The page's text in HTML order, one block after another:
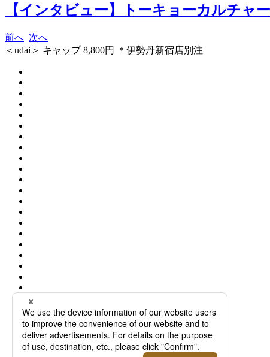
【インタビュー】トーキョーカルチャ
前へ 次へ
＜udai＞ キャップ 8,800円 ＊伊勢丹新宿店別注